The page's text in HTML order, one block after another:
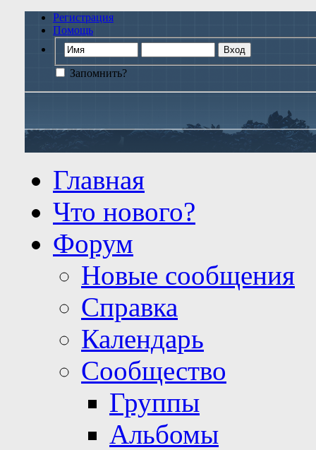
Регистрация
Помощь
Запомнить?
Главная
Что нового?
Форум
Новые сообщения
Справка
Календарь
Сообщество
Группы
Альбомы